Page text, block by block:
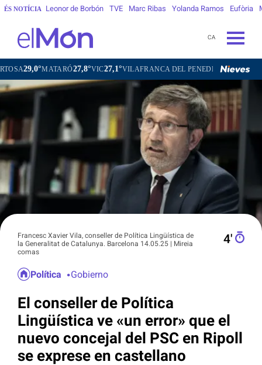
ÉS NOTÍCIA Leonor de Borbón TVE Marc Ribas Yolanda Ramos Eufòria
CA
MATARÓ27,8°VIC27,1°VILAFRANCA DEL PENEDÈS26,7°VILANOVA I
Francesc Xavier Vila, conseller de Política Lingüística de
la Generalitat de Catalunya. Barcelona 14.05.25 | Mireia
comas
4′
Política Gobierno
El conseller de Política
Lingüística ve «un error» que el
nuevo concejal del PSC en Ripoll
se exprese en castellano